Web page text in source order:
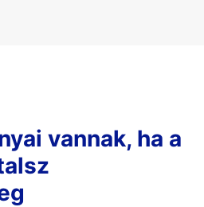
vannak, ha a